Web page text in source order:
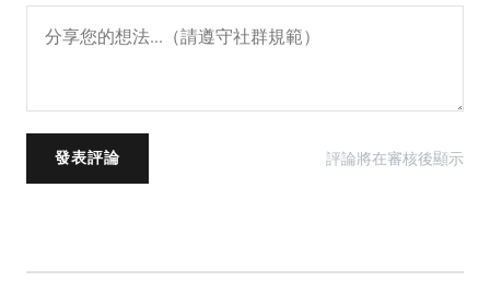
發表評論 評論將在審核後顯示